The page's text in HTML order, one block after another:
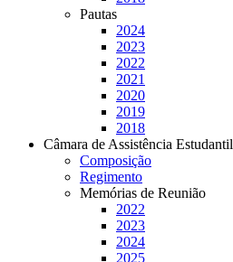
Pautas
2024
2023
2022
2021
2020
2019
2018
Câmara de Assistência Estudantil
Composição
Regimento
Memórias de Reunião
2022
2023
2024
2025